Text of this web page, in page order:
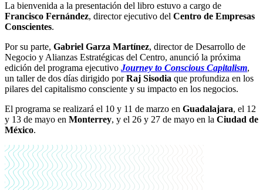
La bienvenida a la presentación del libro estuvo a cargo de
Francisco Fernández, director ejecutivo del Centro de Empresas
Conscientes.
Por su parte, Gabriel Garza Martínez, director de Desarrollo de
Negocio y Alianzas Estratégicas del Centro, anunció la próxima
edición del programa ejecutivo Journey to Conscious Capitalism,
un taller de dos días dirigido porRaj Sisodia que profundiza en los
pilares del capitalismo consciente y su impacto en los negocios.
El programa se realizará el 10 y 11 de marzo en Guadalajara, el 12
y 13 de mayo en Monterrey, y el 26 y 27 de mayo en la Ciudad de
México.